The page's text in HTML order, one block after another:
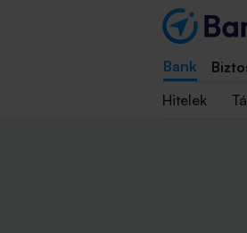
Bank
Hitelek